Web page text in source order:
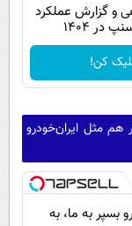
و گزارش عملکرد
در ۱۴۰۴
کن!
مثل ایران‌خودرو
بسپر به ما، به